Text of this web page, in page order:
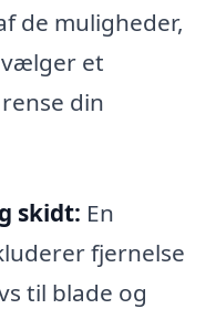
de muligheder,
et
din
skidt: En
fjernelse
til blade og